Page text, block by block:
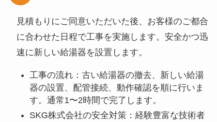
見積もりにご同意いただいた後、お客様のご都合
に合わせた日程で工事を実施します。安全かつ迅
速に新しい給湯器を設置します。
工事の流れ：古い給湯器の撤去、新しい給湯
器の設置、配管接続、動作確認を順に行いま
す。通常1〜2時間で完了します。
SKG株式会社の安全対策：経験豊富な技術者